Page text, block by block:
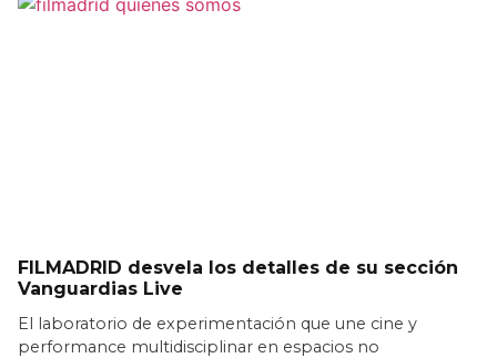
FILMADRID desvela los detalles de su sección
Vanguardias Live
El laboratorio de experimentación que une cine y
performance multidisciplinar en espacios no